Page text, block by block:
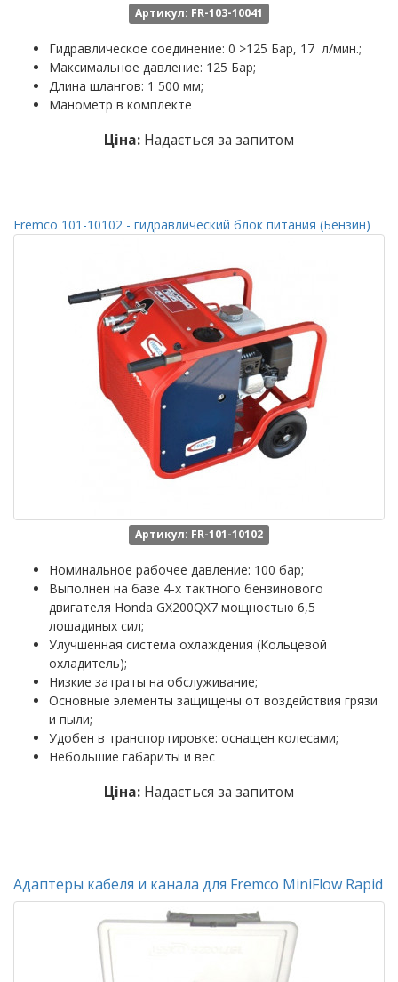
Артикул: FR-103-10041
Гидравлическое соединение: 0 >125 Бар, 17 л/мин.;
Максимальное давление: 125 Бар;
Длина шлангов: 1 500 мм;
Манометр в комплекте
Ціна: Надається за запитом
Fremco 101-10102 - гидравлический блок питания (Бензин)
Артикул: FR-101-10102
Номинальное рабочее давление: 100 бар;
Выполнен на базе 4-х тактного бензинового
двигателя Honda GX200QX7 мощностью 6,5
лошадиных сил;
Улучшенная система охлаждения (Кольцевой
охладитель);
Низкие затраты на обслуживание;
Основные элементы защищены от воздействия грязи
и пыли;
Удобен в транспортировке: оснащен колесами;
Небольшие габариты и вес
Ціна: Надається за запитом
Адаптеры кабеля и канала для Fremco MiniFlow Rapid